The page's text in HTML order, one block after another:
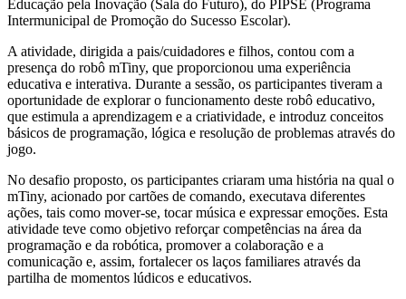
Educação pela Inovação (Sala do Futuro), do PIPSE (Programa
Intermunicipal de Promoção do Sucesso Escolar).
A atividade, dirigida a pais/cuidadores e filhos, contou com a
presença do robô mTiny, que proporcionou uma experiência
educativa e interativa. Durante a sessão, os participantes tiveram a
oportunidade de explorar o funcionamento deste robô educativo,
que estimula a aprendizagem e a criatividade, e introduz conceitos
básicos de programação, lógica e resolução de problemas através do
jogo.
No desafio proposto, os participantes criaram uma história na qual o
mTiny, acionado por cartões de comando, executava diferentes
ações, tais como mover-se, tocar música e expressar emoções. Esta
atividade teve como objetivo reforçar competências na área da
programação e da robótica, promover a colaboração e a
comunicação e, assim, fortalecer os laços familiares através da
partilha de momentos lúdicos e educativos.